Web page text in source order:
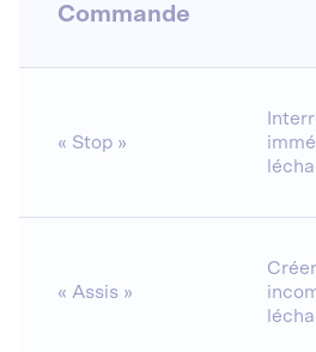
Commande
« Stop »
« Assis »